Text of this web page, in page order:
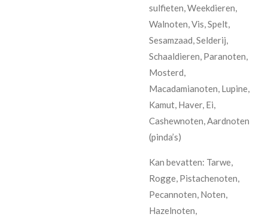
sulfieten, Weekdieren,
Walnoten, Vis, Spelt,
Sesamzaad, Selderij,
Schaaldieren, Paranoten,
Mosterd,
Macadamianoten, Lupine,
Kamut, Haver, Ei,
Cashewnoten, Aardnoten
(pinda’s)
Kan bevatten: Tarwe,
Rogge, Pistachenoten,
Pecannoten, Noten,
Hazelnoten,